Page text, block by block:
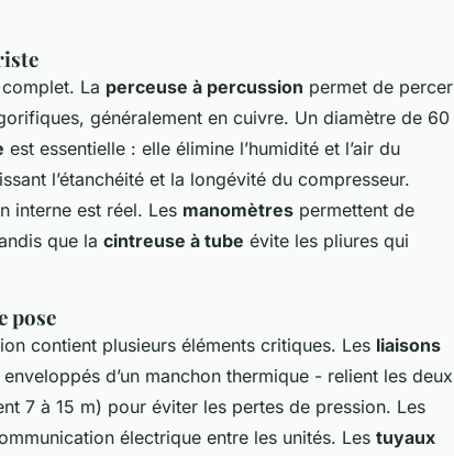
La perceuse à percussion permet de percer
généralement en cuivre. Un diamètre de 60
est essentielle : elle élimine l’humidité et l’air du
l’étanchéité et la longévité du compresseur.
interne est réel. Les manomètres permettent de
que la cintreuse à tube évite les pliures qui
pose
contient plusieurs éléments critiques. Les liaisons
d’un manchon thermique - relient les deux
7 à 15 m) pour éviter les pertes de pression. Les
électrique entre les unités. Les tuyaux